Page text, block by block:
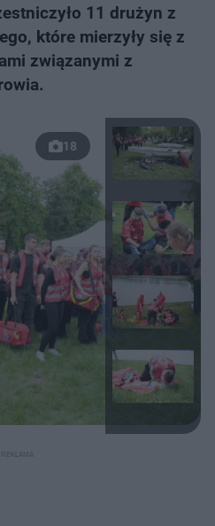
11 drużyn z
które mierzyły się z
związanymi z
18